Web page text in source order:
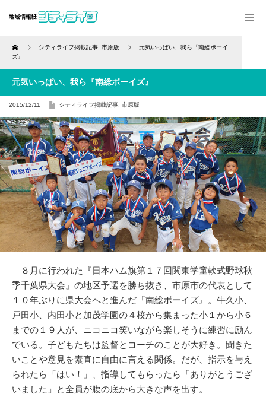
Home シティライフ掲載記事 市原版
元気いっぱい、我ら『南総ボーイ
ズ』
元気いっぱい、我ら『南総ボーイズ』
2015/12/11 シティライフ掲載記事 市原版
８月に行われた『日本ハム旗第１７回関東学童軟式野球秋
季千葉県大会』の地区予選を勝ち抜き、市原市の代表として
１０年ぶりに県大会へと進んだ『南総ボーイズ』。牛久小、
戸田小、内田小と加茂学園の４校から集まった小１から小６
までの１９人が、ニコニコ笑いながら楽しそうに練習に励ん
でいる。子どもたちは監督とコーチのことが大好き。聞きた
いことや意見を素直に自由に言える関係。だが、指示を与え
られたら「はい！」、指導してもらったら「ありがとうござ
いました」と全員が腹の底から大きな声を出す。